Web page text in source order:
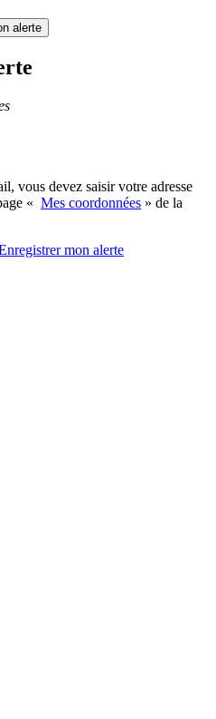
alerte
vous devez saisir votre adresse
« Mes coordonnées » de la
mon alerte